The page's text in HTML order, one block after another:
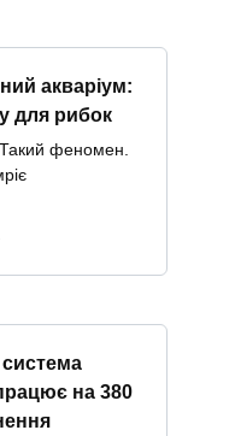
акваріум:
для рибок
феномен.
на 380